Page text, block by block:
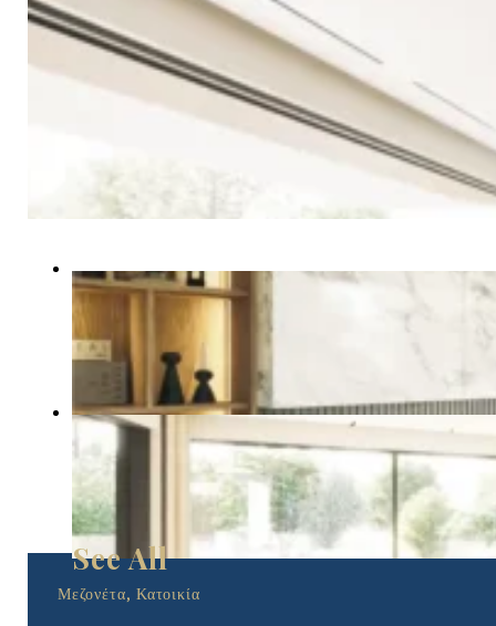
Μεζονέτα, Κατοικία